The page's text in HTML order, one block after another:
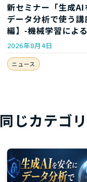
新セミナー「生成AI
データ分析で使う講
編】-機械学習によ
析-」開講のお知らせ
2026年8月4日
ニュース
同じカテゴ